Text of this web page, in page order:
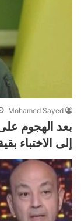
Mohamed Sayed
بعد الهجوم
إلى الاختباء